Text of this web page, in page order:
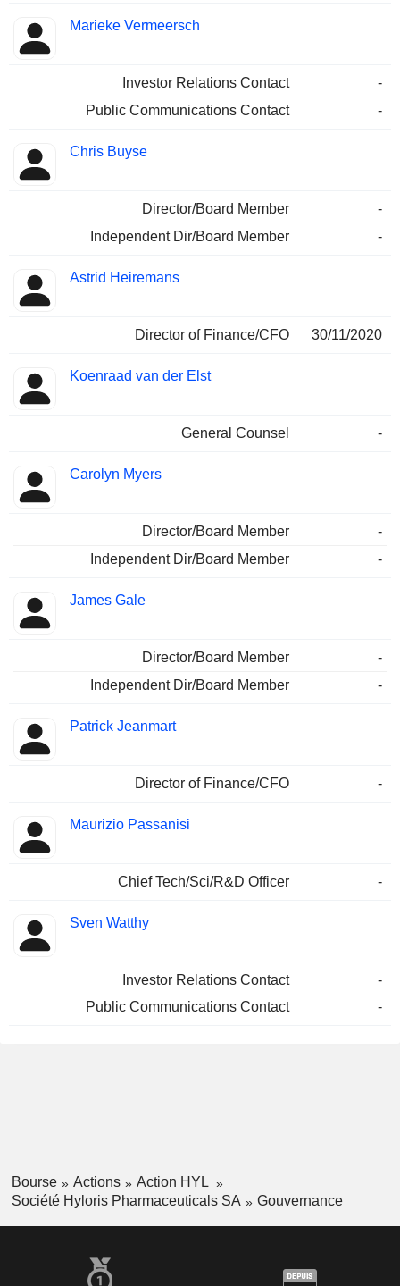
Marieke Vermeersch
Investor Relations Contact
-
Public Communications Contact
-
Chris Buyse
Director/Board Member
-
Independent Dir/Board Member
-
Astrid Heiremans
Director of Finance/CFO 30/11/2020
Koenraad van der Elst
General Counsel -
Carolyn Myers
Director/Board Member
-
Independent Dir/Board Member
-
James Gale
Director/Board Member
-
Independent Dir/Board Member
-
Patrick Jeanmart
Director of Finance/CFO -
Maurizio Passanisi
Chief Tech/Sci/R&D Officer -
Sven Watthy
Investor Relations Contact
-
Public Communications Contact
-
Bourse Actions
Action HYL
Société Hyloris Pharmaceuticals SA
Gouvernance